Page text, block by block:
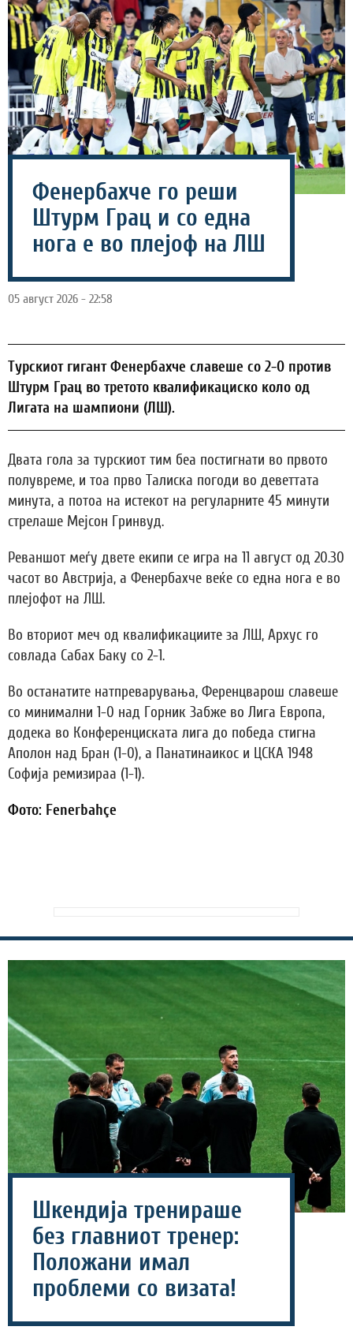
Фенербахче го реши
Штурм Грац и со една
нога е во плејоф на ЛШ
05 август 2026 - 22:58
Турскиот гигант Фенербахче славеше со 2-0 против
Штурм Грац во третото квалификациско коло од
Лигата на шампиони (ЛШ).
Двата гола за турскиот тим беа постигнати во првото
полувреме, и тоа прво Талиска погоди во деветтата
минута, а потоа на истекот на регуларните 45 минути
стрелаше Мејсон Гринвуд.
Реваншот меѓу двете екипи се игра на 11 август од 20.30
часот во Австрија, а Фенербахче веќе со една нога е во
плејофот на ЛШ.
Во вториот меч од квалификациите за ЛШ, Архус го
совлада Сабах Баку со 2-1.
Во останатите натпреварувања, Ференцварош славеше
со минимални 1-0 над Горник Забже во Лига Европа,
додека во Конференциската лига до победа стигна
Аполон над Бран (1-0), а Панатинаикос и ЦСКА 1948
Софија ремизираа (1-1).
Фото: Fenerbahçe
Шкендија тренираше
без главниот тренер:
Положани имал
проблеми со визата!